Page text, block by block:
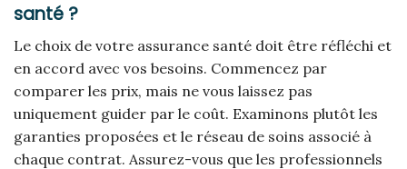
santé ?
Le choix de votre assurance santé doit être réfléchi et
en accord avec vos besoins. Commencez par
comparer les prix, mais ne vous laissez pas
uniquement guider par le coût. Examinons plutôt les
garanties proposées et le réseau de soins associé à
chaque contrat. Assurez-vous que les professionnels